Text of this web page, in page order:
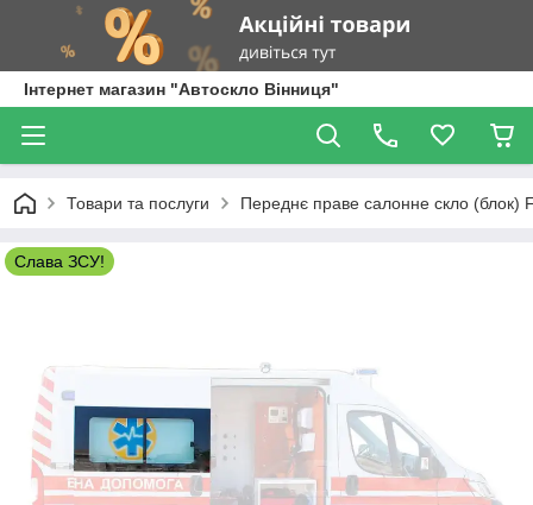
Інтернет магазин "Автоскло Вінниця"
Товари та послуги Переднє праве салонне скло (блок)
Слава ЗСУ!